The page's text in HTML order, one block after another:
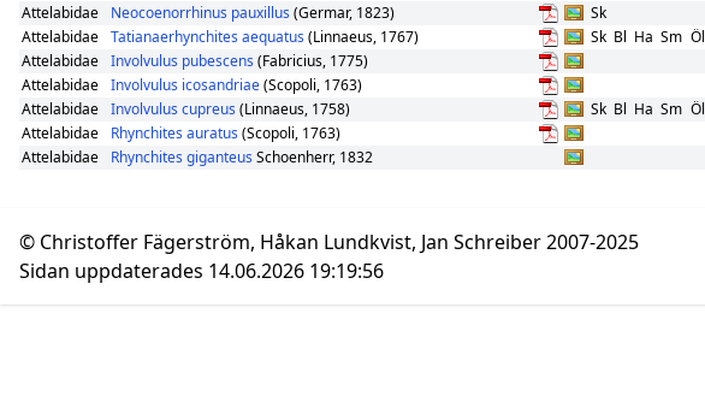
Attelabidae
Neocoenorrhinus pauxillus (Germar, 1823) Sk
Attelabidae Tatianaerhynchites aequatus (Linnaeus, 1767) Sk Bl Ha Sm Öl
Attelabidae Involvulus pubescens (Fabricius, 1775)
Attelabidae Involvulus icosandriae(Scopoli, 1763)
Attelabidae Involvulus cupreus (Linnaeus, 1758) Sk Bl Ha Sm Öl
Attelabidae
Rhynchites auratus (Scopoli, 1763)
Attelabidae
Rhynchites giganteus Schoenherr, 1832
© Christoffer Fägerström, Håkan Lundkvist, Jan Schreiber 2007-2025
Sidan uppdaterades 14.06.2026 19:19:56